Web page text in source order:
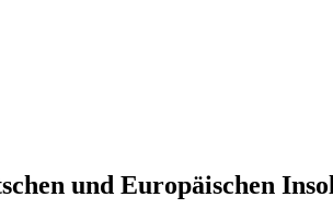
und Europäischen